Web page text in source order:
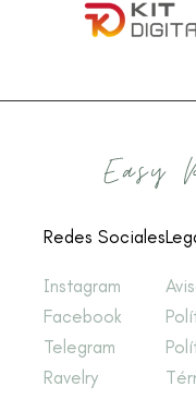
Redes Sociales
Instagram
Facebook
Telegram
Ravelry